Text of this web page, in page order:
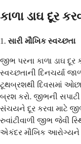
કાળા ડાઘ દૂર
1. સારી મૌખિક સ્વચ્છતા
જીભ પરના કાળા ડાઘ
સ્વચ્છતાની દિનચર્યા
ટૂથબ્રશથી દિવસમાં
બ્રશ કરો. જીભની
સંચયને દૂર કરવા માટે
રુવાંટીવાળી જીભ જેવી
એકંદર મૌખિક આરોગ્યને